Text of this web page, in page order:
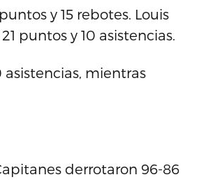
y 15 rebotes. Louis
puntos y 10 asistencias.
asistencias, mientras
derrotaron 96-86